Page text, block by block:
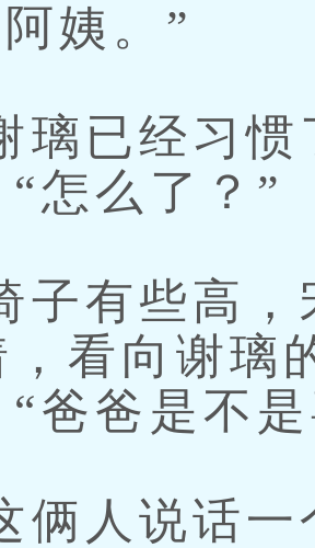
姨。”
已经习惯
“怎么了？”
有些高，
，看向谢璃
“爸爸是不
人说话一